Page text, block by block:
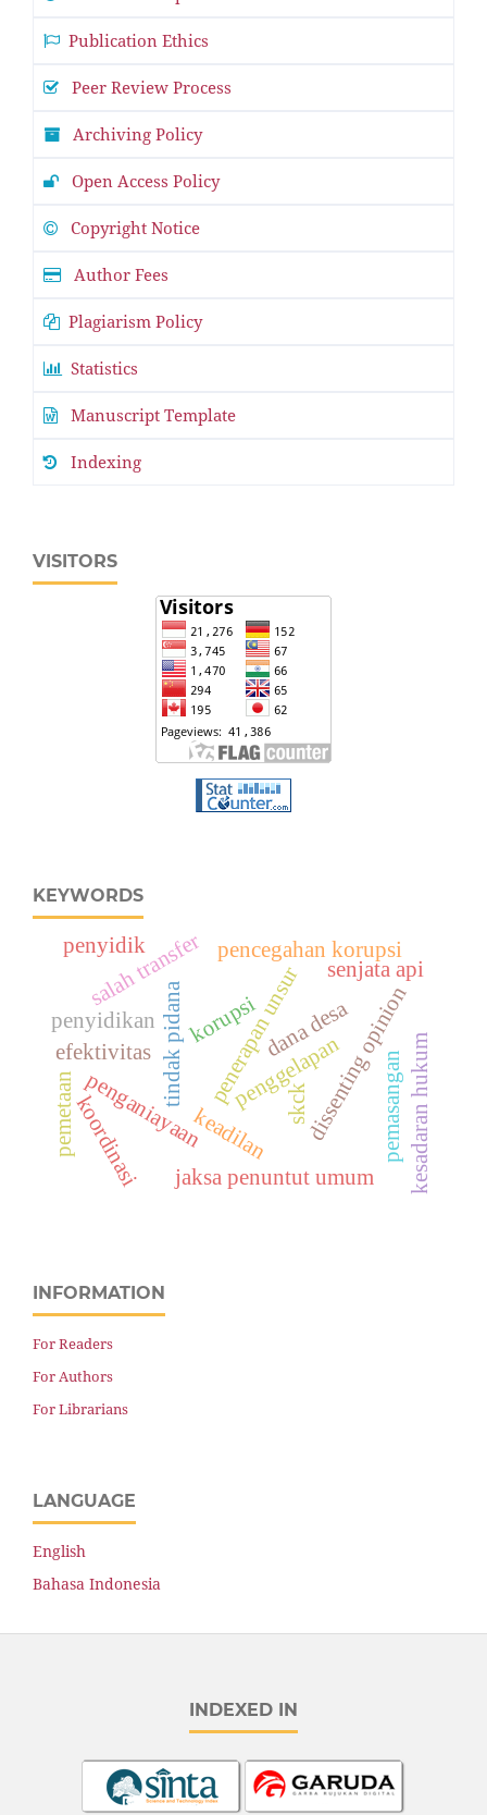
Publication Ethics
Peer Review Process
Archiving Policy
Open Access Policy
Copyright Notice
Author Fees
Plagiarism Policy
Statistics
Manuscript Template
Indexing
VISITORS
KEYWORDS
penerapan unsur
tindak pidana penggelapan
salah transfer
dissenting opinion
penganiayaankeadilan
pencegahan korupsi
skck
korupsi
penyidikan
efektivitas
pemasangankesadaran hukum
koordinasi jaksa penuntut umum
dana desa
pemetaan
senjata api
penyidik
INFORMATION
For Readers
For Authors
For Librarians
LANGUAGE
English
Bahasa Indonesia
INDEXED IN